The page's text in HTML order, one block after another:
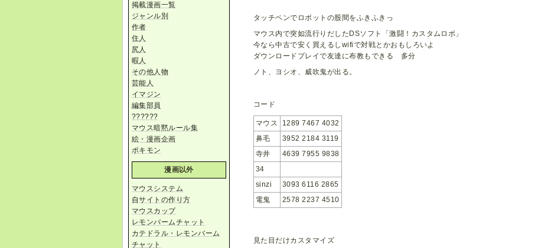
タッチペンでロボットの股間をふきふきっ
マウス内で突如流行りだしたDSソフト「激闘！カスタムロボ」
今なら中古で安く買えるしwifiで対戦とかおもしろいよ
ダウンロードプレイで友達に布教もできる 多分
ノト、ヨシオ、威吹鬼が出る。
コード
マウス
1289 7467 4032
鼻毛
3952 2184 3119
寺井
4639 7955 9838
34
sinzi
3093 6116 2865
電鬼
2578 2237 4510
見た目だけカスタマイズ
掲載漫画一覧
ジャンル別
作者
住人
尻人
暇人
その他人物
芸能人
イマジン
編集部員
??????
マウス暗黙ルール集
絵・漫画企画
ポキモン
漫画以外
マウスシステム
自サイトの作り方
マウスカップ
レモンバームチャット
カテドラル・レモンバーム
チャット